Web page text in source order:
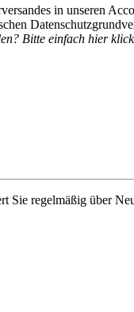
in unseren
Bitte einfach hier
Sie regelmäßig über